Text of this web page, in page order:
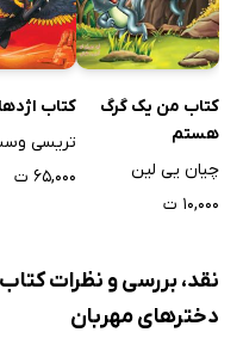
کتاب من یک گرگ
هستم
چیان یی لین
۱۰,۰۰۰ ت
کتاب
تریسی
۶۵,۰۰۰ ت
نقد، بررسی و نظرات
دخترهای مهربان